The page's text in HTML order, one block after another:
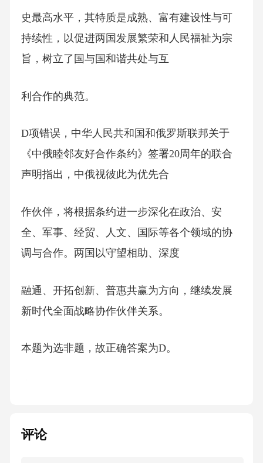
史最高水平，其特质是成熟、富有建设性与可
持续性，以促进两国发展繁荣和人民福祉为宗
旨，树立了国与国和谐共处与互
利合作的典范。
D项错误，中华人民共和国和俄罗斯联邦关于
《中俄睦邻友好合作条约》签署20周年的联合
声明指出，中俄视彼此为优先合
作伙伴，将根据条约进一步深化在政治、安
全、军事、经贸、人文、国际等各个领域的协
调与合作。两国以守望相助、深度
融通、开拓创新、普惠共赢为方向，继续发展
新时代全面战略协作伙伴关系。
本题为选非题，故正确答案为D。
方位”指的是合作领域多、范围
评论